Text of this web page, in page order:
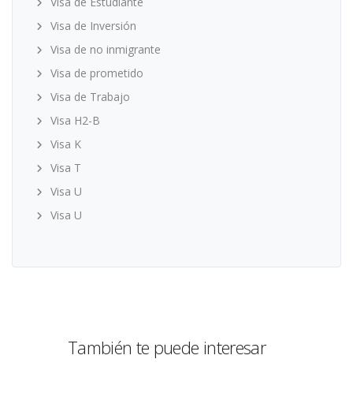
Visa de Inversión
Visa de no inmigrante
Visa de prometido
Visa de Trabajo
Visa H2-B
Visa K
Visa T
Visa U
Visa U
También te puede interesar